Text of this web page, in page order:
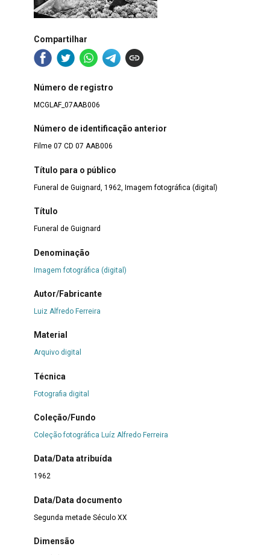
Compartilhar
Número de registro
MCGLAF_07AAB006
Número de identificação anterior
Filme 07 CD 07 AAB006
Título para o público
Funeral de Guignard, 1962, Imagem fotográfica (digital)
Título
Funeral de Guignard
Denominação
Imagem fotográfica (digital)
Autor/Fabricante
Luiz Alfredo Ferreira
Material
Arquivo digital
Técnica
Fotografia digital
Coleção/Fundo
Coleção fotográfica Luíz Alfredo Ferreira
Data/Data atribuída
1962
Data/Data documento
Segunda metade Século XX
Dimensão